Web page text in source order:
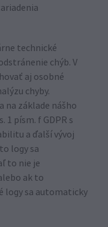
technické
chýb. V
aj osobné
chyby.
na základe nášho
1 písm. f GDPR s
a ďalší vývoj
logy sa
to nie je
ak to
logy sa automaticky